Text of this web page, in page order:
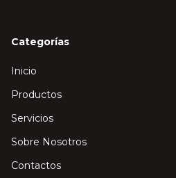
Categorías
Inicio
Productos
Servicios
Sobre Nosotros
Contactos